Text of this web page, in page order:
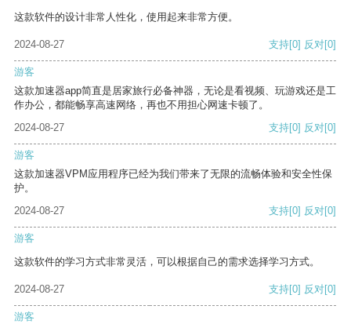
这款软件的设计非常人性化，使用起来非常方便。
2024-08-27 支持[0] 反对[0]
游客
这款加速器app简直是居家旅行必备神器，无论是看视频、玩游戏还是工
作办公，都能畅享高速网络，再也不用担心网速卡顿了。
2024-08-27
支持[0] 反对[0]
游客
这款加速器VPM应用程序已经为我们带来了无限的流畅体验和安全性保
护。
2024-08-27
支持[0] 反对[0]
游客
这款软件的学习方式非常灵活，可以根据自己的需求选择学习方式。
2024-08-27 支持[0] 反对[0]
游客